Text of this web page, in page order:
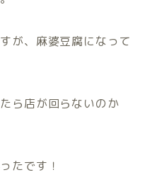
が、麻婆豆腐になって
ら店が回らないのか
たです！